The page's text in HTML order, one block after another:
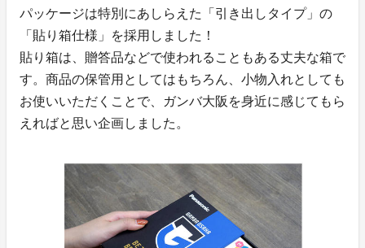
パッケージは特別にあしらえた「引き出しタイプ」の
「貼り箱仕様」を採用しました！
貼り箱は、贈答品などで使われることもある丈夫な箱で
す。商品の保管用としてはもちろん、小物入れとしても
お使いいただくことで、ガンバ大阪を身近に感じてもら
えればと思い企画しました。